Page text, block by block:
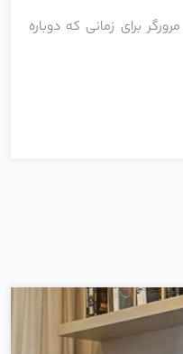
برای زمانی که دوباره